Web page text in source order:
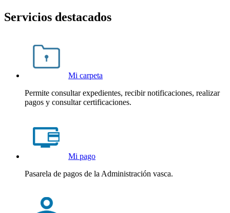
Servicios destacados
Mi carpeta
Permite consultar expedientes, recibir notificaciones, realizar
pagos y consultar certificaciones.
Mi pago
Pasarela de pagos de la Administración vasca.